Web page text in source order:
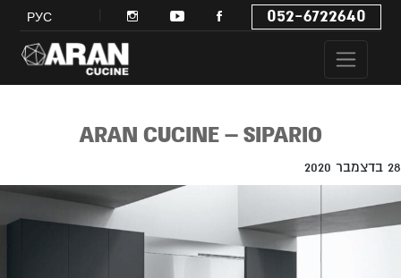
РУС 052-6722640
ARAN CUCINE – SIPARIO
28 בדצמבר 2020